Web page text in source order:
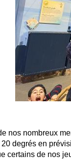
nos nombreux
degrés en
certains de nos